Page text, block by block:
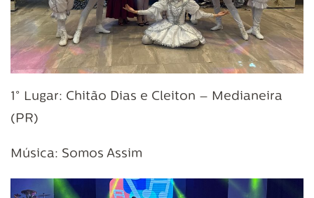
1° Lugar: Chitão Dias e Cleiton – Medianeira
(PR)
Música: Somos Assim